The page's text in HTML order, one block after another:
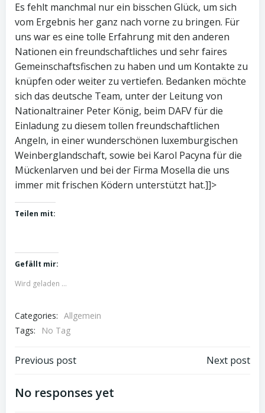
Es fehlt manchmal nur ein bisschen Glück, um sich
vom Ergebnis her ganz nach vorne zu bringen. Für
uns war es eine tolle Erfahrung mit den anderen
Nationen ein freundschaftliches und sehr faires
Gemeinschaftsfischen zu haben und um Kontakte zu
knüpfen oder weiter zu vertiefen. Bedanken möchte
sich das deutsche Team, unter der Leitung von
Nationaltrainer Peter König, beim DAFV für die
Einladung zu diesem tollen freundschaftlichen
Angeln, in einer wunderschönen luxemburgischen
Weinberglandschaft, sowie bei Karol Pacyna für die
Mückenlarven und bei der Firma Mosella die uns
immer mit frischen Ködern unterstützt hat.]]>
Teilen mit:
Gefällt mir:
Wird geladen …
Categories: Allgemein
Tags:
No Tag
Post
navigation
Previous post Next post
No responses yet